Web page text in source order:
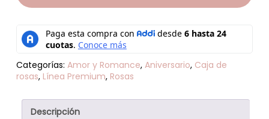
Categorías: Amor y Romance, Aniversario, Caja de
rosas, Línea Premium, Rosas
Descripción